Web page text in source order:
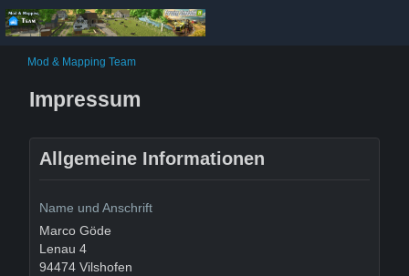
Mod & Mapping Team
Impressum
Allgemeine Informationen
Name und Anschrift
Marco Göde
Lenau 4
94474 Vilshofen